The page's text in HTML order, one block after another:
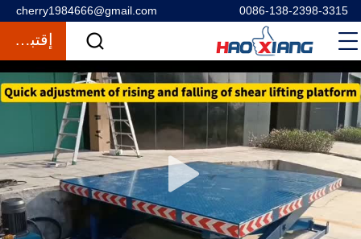
cherry1984666@gmail.com 0086-138-2398-3315
إقتباس